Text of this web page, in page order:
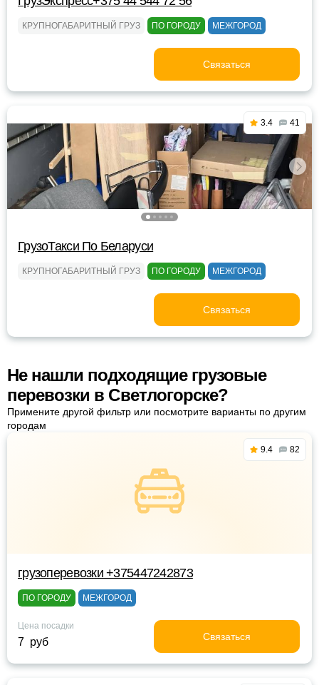
КРУПНОГАБАРИТНЫЙ ГРУЗ ПО ГОРОДУ МЕЖГОРОД
Связаться
3.4 41
ГрузоТакси По Беларуси
КРУПНОГАБАРИТНЫЙ ГРУЗ ПО ГОРОДУ МЕЖГОРОД
Связаться
Не нашли подходящие грузовые
перевозки в Светлогорске?
Примените другой фильтр или посмотрите варианты по другим
городам
9.4 82
грузоперевозки +375447242873
ПО ГОРОДУ МЕЖГОРОД
Цена посадки
7 руб Связаться